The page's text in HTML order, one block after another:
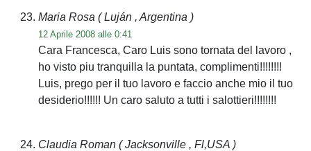
Maria Rosa ( Luján , Argentina )
12 Aprile 2008 alle 0:41
Cara Francesca, Caro Luis sono tornata del lavoro ,
ho visto piu tranquilla la puntata, complimenti!!!!!!!!
Luis, prego per il tuo lavoro e faccio anche mio il tuo
desiderio!!!!!! Un caro saluto a tutti i salottieri!!!!!!!!
Claudia Roman ( Jacksonville , Fl,USA )